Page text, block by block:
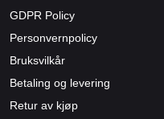
GDPR Policy
Personvernpolicy
Bruksvilkår
Betaling og levering
Retur av kjøp